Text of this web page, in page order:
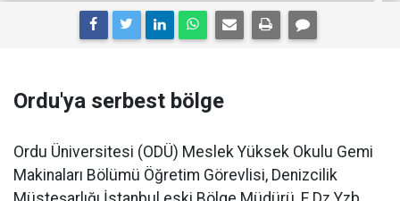
Ordu'ya serbest bölge
Ordu Üniversitesi (ODÜ) Meslek Yüksek Okulu Gemi
Makinaları Bölümü Öğretim Görevlisi, Denizcilik